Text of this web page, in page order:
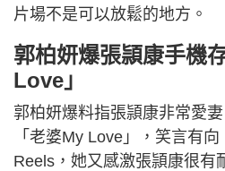
片場不是可以放鬆的地方。
郭柏妍爆張頴康手機
Love」
郭柏妍爆料指張頴康非常愛
「老婆My Love」，笑言有
Reels，她又感激張頴康很有